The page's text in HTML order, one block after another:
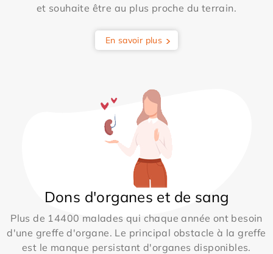
et souhaite être au plus proche du terrain.
En savoir plus
Dons d'organes et de sang
Plus de 14400 malades qui chaque année ont besoin
d'une greffe d'organe. Le principal obstacle à la greffe
est le manque persistant d'organes disponibles.